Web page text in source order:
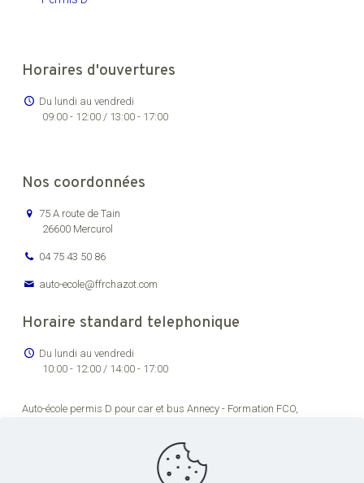
Horaires d'ouvertures
Du lundi au vendredi
09:00 - 12:00 / 13:00 - 17:00
Nos coordonnées
75 A route de Tain
26600 Mercurol
04 75 43 50 86
auto-ecole@ffrchazot.com
Horaire standard telephonique
Du lundi au vendredi
10:00 - 12:00 / 14:00 - 17:00
Auto-école permis D pour car et bus Annecy - Formation FCO,
permis transport en commun pas cher Dijon -
conduire poids lourds Grenoble - Centre de formation permis CE Lons-